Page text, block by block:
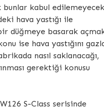
bunlar kabul edilemeyecek
hava yastığı ile
düğmeye basarak
ise hava yastığını
nasıl saklanacağı,
gerektiği konusu
S-Class serisinde